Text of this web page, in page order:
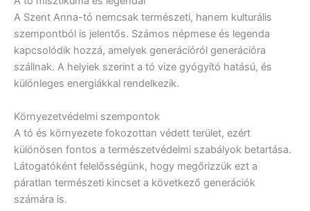
A Szent Anna-tó nemcsak természeti, hanem kulturális
szempontból is jelentős. Számos népmese és legenda
kapcsolódik hozzá, amelyek generációról generációra
szállnak. A helyiek szerint a tó vize gyógyító hatású, és
különleges energiákkal rendelkezik.
Környezetvédelmi szempontok
A tó és környezete fokozottan védett terület, ezért
különösen fontos a természetvédelmi szabályok betartása.
Látogatóként felelősségünk, hogy megőrizzük ezt a
páratlan természeti kincset a következő generációk
számára is.